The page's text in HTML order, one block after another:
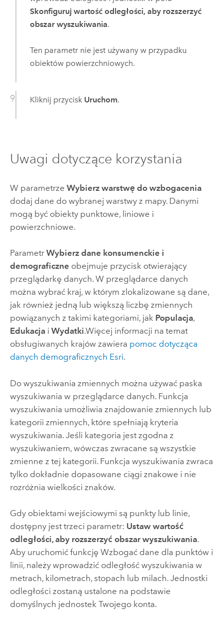
Skonfiguruj wartość odległości, aby rozszerzyć
obszar wyszukiwania.
Ten parametr nie jest używany w przypadku
obiektów powierzchniowych.
Kliknij przycisk Uruchom.
Uwagi dotyczące korzystania
W parametrze Wybierz warstwę do wzbogacenia
dodaj dane do wybranej warstwy z mapy. Danymi
mogą być obiekty punktowe, liniowe i
powierzchniowe.
Parametr Wybierz dane konsumenckie i
demograficzne obejmuje przycisk otwierający
przeglądarkę danych. W przeglądarce danych
można wybrać kraj, w którym zlokalizowane są dane,
jak również jedną lub większą liczbę zmiennych
powiązanych z takimi kategoriami, jak Populacja,
Edukacjai Wydatki.Więcej informacji na temat
obsługiwanych krajów zawiera pomoc dotycząca
danych demograficznych Esri.
Do wyszukiwania zmiennych można używać paska
wyszukiwania w przeglądarce danych. Funkcja
wyszukiwania umożliwia znajdowanie zmiennych lub
kategorii zmiennych, które spełniają kryteria
wyszukiwania. Jeśli kategoria jest zgodna z
wyszukiwaniem, wówczas zwracane są wszystkie
zmienne z tej kategorii. Funkcja wyszukiwania zwraca
tylko dokładnie dopasowane ciągi znakowe i nie
rozróżnia wielkości znaków.
Gdy obiektami wejściowymi są punkty lub linie,
dostępny jest trzeci parametr: Ustaw wartość
odległości, aby rozszerzyć obszar wyszukiwania.
Aby uruchomić funkcję Wzbogać dane dla punktów i
linii, należy wprowadzić odległość wyszukiwania w
metrach, kilometrach, stopach lub milach. Jednostki
odległości zostaną ustalone na podstawie
domyślnych jednostek Twojego konta.